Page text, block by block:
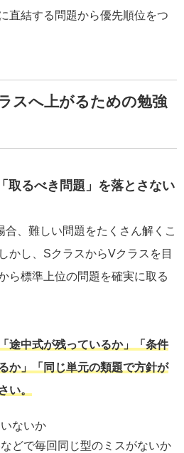
直結する問題から優先順位をつ
スへ上がるための勉強
取るべき問題」を落とさない
、難しい問題をたくさん解くこ
かし、SクラスからVクラスを目
ら標準上位の問題を確実に取る
途中式が残っているか」「条件
か」「同じ単元の類題で方針が
い。
ないか
どで毎回同じ型のミスがないか